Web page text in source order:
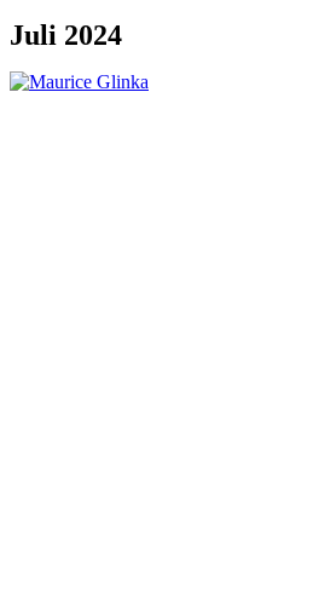
Juli 2024